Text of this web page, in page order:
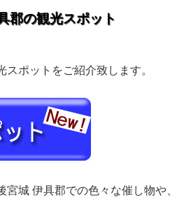
郡の観光スポット
ポットをご紹介致します。
宮城 伊具郡での色々な催し物や、